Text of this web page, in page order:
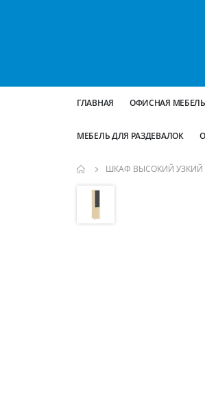
ГЛАВНАЯ ОФИСНАЯ
МЕБЕЛЬ ДЛЯ РАЗДЕВАЛОК
ШКАФ ВЫСОКИЙ УЗКИЙ
Пропустить
перейти